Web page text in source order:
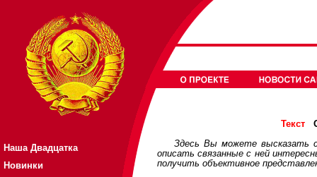
Наша Двадцатка
Новинки
Текст
Здесь Вы можете высказать
описать связанные с ней
получить объективное